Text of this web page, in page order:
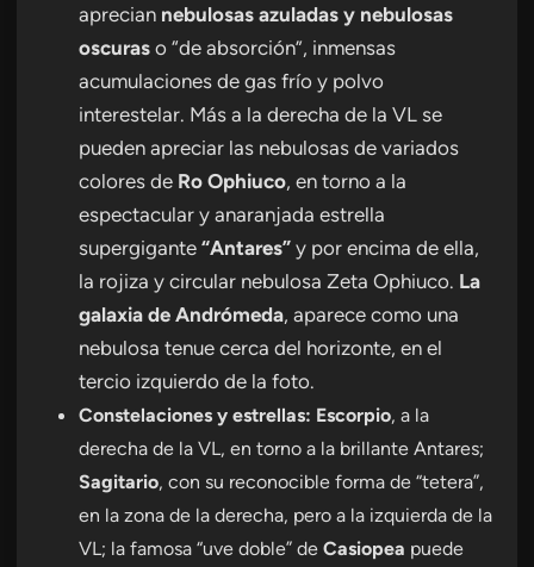
aprecian nebulosas azuladas y nebulosas
oscuras o “de absorción”, inmensas
acumulaciones de gas frío y polvo
interestelar. Más a la derecha de la VL se
pueden apreciar las nebulosas de variados
colores de Ro Ophiuco, en torno a la
espectacular y anaranjada estrella
supergigante “Antares” y por encima de ella,
la rojiza y circular nebulosa Zeta Ophiuco. La
galaxia de Andrómeda, aparece como una
nebulosa tenue cerca del horizonte, en el
tercio izquierdo de la foto.
Constelaciones y estrellas: Escorpio, a la
derecha de la VL, en torno a la brillante Antares;
Sagitario, con su reconocible forma de “tetera”,
en la zona de la derecha, pero a la izquierda de la
VL; la famosa “uve doble” de Casiopea puede